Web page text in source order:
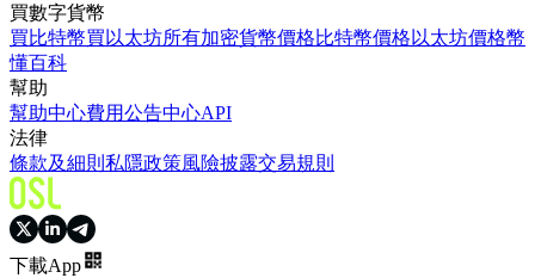
買數字貨幣
買比特幣買以太坊所有加密貨幣價格比特幣價格 以太坊價格幣
懂百科
幫助
幫助中心費用公告中心API
法律
條款及細則 私隱政策風險披露交易規則
下載App